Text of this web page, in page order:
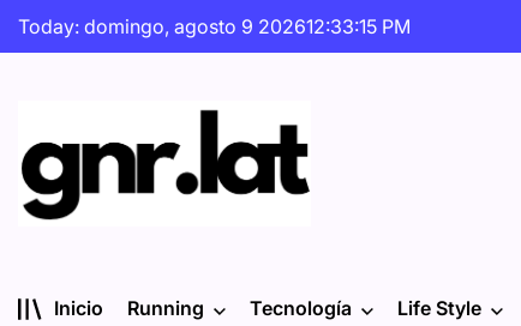
Skip
Today: domingo, agosto 9 202612:33:16 PM
Inicio Running Tecnología Life Style